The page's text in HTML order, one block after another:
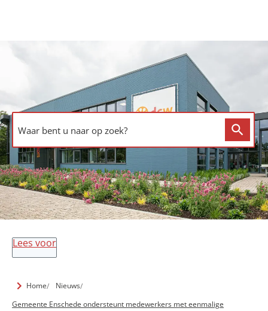
Lees voor
Home
Nieuws
Gemeente Enschede ondersteunt medewerkers met eenmalige